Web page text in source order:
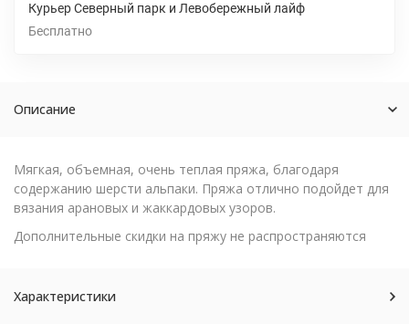
Курьер Северный парк и Левобережный лайф
Бесплатно
Описание
Мягкая, объемная, очень теплая пряжа, благодаря
содержанию шерсти альпаки. Пряжа отлично подойдет для
вязания арановых и жаккардовых узоров.
Дополнительные скидки на пряжу не распространяются
Характеристики